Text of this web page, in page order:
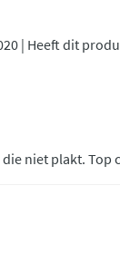
| Heeft dit
niet plakt. Top